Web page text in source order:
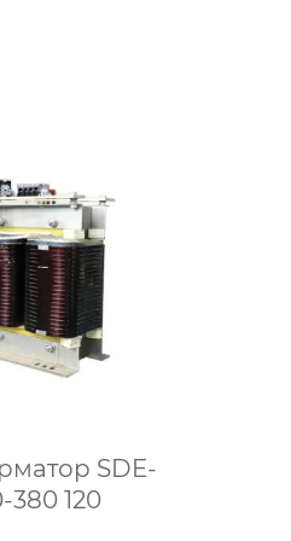
SDE-
380 120